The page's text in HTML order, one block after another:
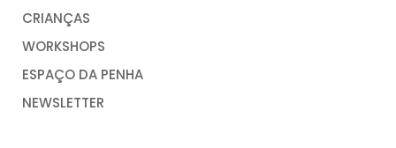
CRIANÇAS
WORKSHOPS
ESPAÇO DA PENHA
NEWSLETTER